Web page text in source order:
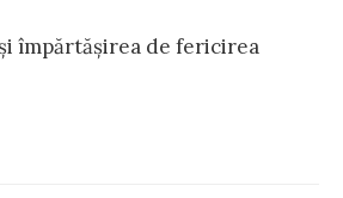
împărtășirea de fericirea